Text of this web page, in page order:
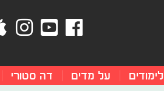
לימודים על מדים דה סטורי